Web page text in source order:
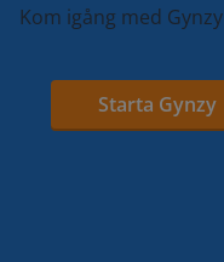
Kom igång med Gynzy
Starta Gynzy